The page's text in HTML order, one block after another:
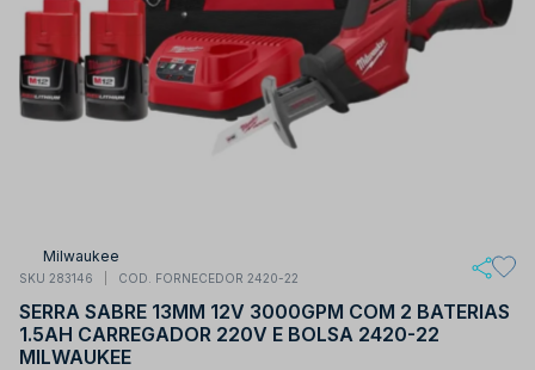
Milwaukee
SKU 283146 COD. FORNECEDOR 2420-22
SERRA SABRE 13MM 12V 3000GPM COM 2 BATERIAS
1.5AH CARREGADOR 220V E BOLSA 2420-22
MILWAUKEE